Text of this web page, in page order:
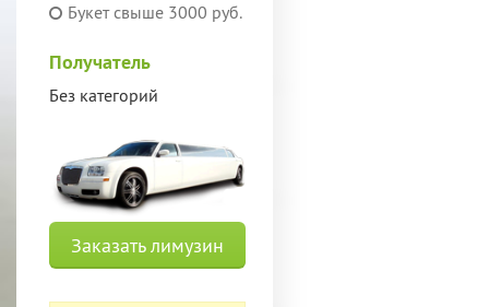
Букет свыше 3000 руб.
Получатель
Без категорий
Заказать лимузин